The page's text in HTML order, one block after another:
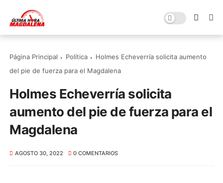
Página Principal Política
Holmes Echeverría solicita aumento
del pie de fuerza para el Magdalena
Holmes Echeverría solicita
aumento del pie de fuerza para el
Magdalena
AGOSTO 30, 2022 0 COMENTARIOS